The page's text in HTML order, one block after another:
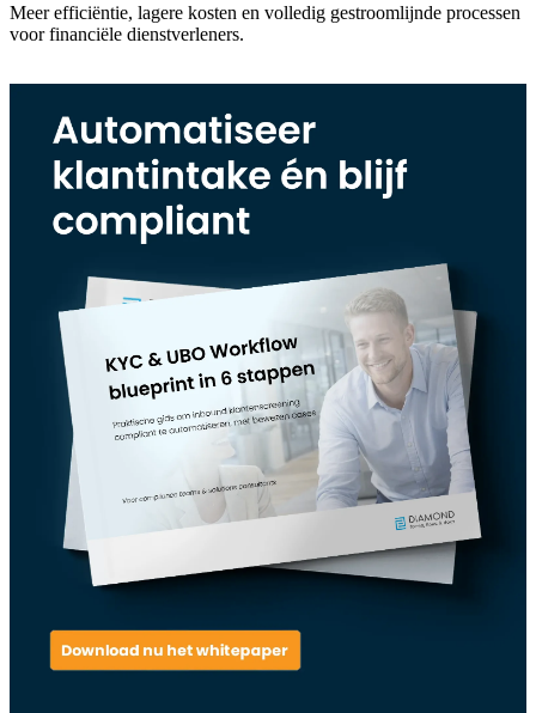
Meer efficiëntie, lagere kosten en volledig gestroomlijnde processen
voor financiële dienstverleners.